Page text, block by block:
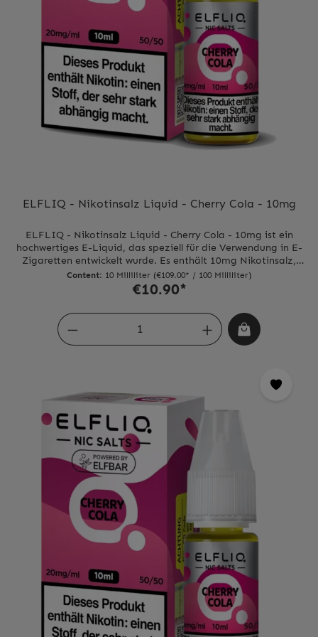
ELFLIQ - Nikotinsalz Liquid - Cherry Cola - 10mg
ELFLIQ - Nikotinsalz Liquid - Cherry Cola - 10mg ist ein
hochwertiges E-Liquid, das speziell für die Verwendung in E-
Zigaretten entwickelt wurde. Es enthält 10mg Nikotinsalz,
was eine schnellere und stärkere Nikotinaufnahme
ermöglicht als herkömmliche E-Liquids.Der Geschmack von
Kirschen und erfrischender Cola, die Ihnen ein
unvergleichliches Dampferlebnis bietet. Die süße und
fruchtige Note der Kirschen wird durch die spritzige Cola
Qualitätsstandards. Es ist frei von künstlichen Farb- und
Konservierungsstoffen und enthält nur natürliche
Aromen.Dank des Nikotinsalzes ist dieses Liquid besonders
für Umsteiger von herkömmlichen Zigaretten geeignet, da es
ein ähnliches Gefühl im Hals wie beim Rauchen vermittelt.
Aber auch erfahrene Dampfer werden von der schnellen und
intensiven Nikotinaufnahme begeistert sein.
Content: 10 Milliliter (€109.00* / 100 Milliliter)
€10.90*